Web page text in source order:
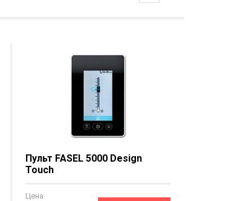
Пульт FASEL 5000 Design
Touch
Цена